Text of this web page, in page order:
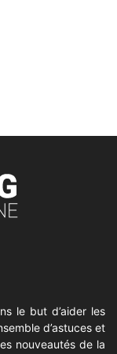
le but d’aider les
d’astuces et
nouveautés de la